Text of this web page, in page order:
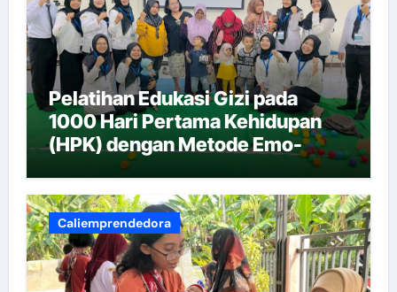
Pelatihan Edukasi Gizi pada
1000 Hari Pertama Kehidupan
(HPK) dengan Metode Emo-
Caliemprendedora